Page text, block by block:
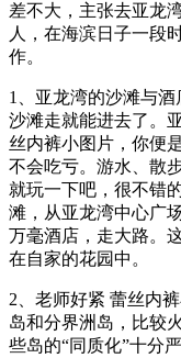
差不大，主张去亚龙
人，在海滨日子一段
作。
1、亚龙湾的沙滩与
沙滩走就能进去了。
丝内裤小图片，你便
不会吃亏。游水、散
就玩一下吧，很不错
滩，从亚龙湾中心广
万毫酒店，走大路。
在自家的花园中。
2、老师好紧 蕾丝内
岛和分界洲岛，比较
些岛的“同质化”十分